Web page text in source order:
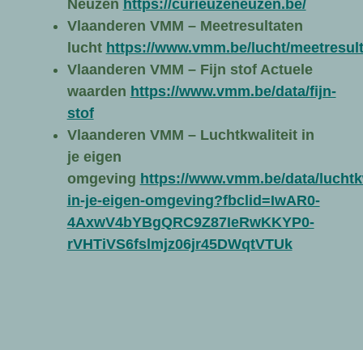
Neuzen https://curieuzeneuzen.be/
Vlaanderen VMM – Meetresultaten
lucht https://www.vmm.be/lucht/
Vlaanderen VMM – Fijn stof Actuele
waarden https://www.vmm.be/data/fijn-
stof
Vlaanderen VMM – Luchtkwaliteit in
je eigen
omgeving https://www.vmm.be/data/
in-je-eigen-omgeving?fbclid=IwAR0-
4AxwV4bYBgQRC9Z87IeRwKKYP0-
rVHTiVS6fslmjz06jr45DWqtVTUk